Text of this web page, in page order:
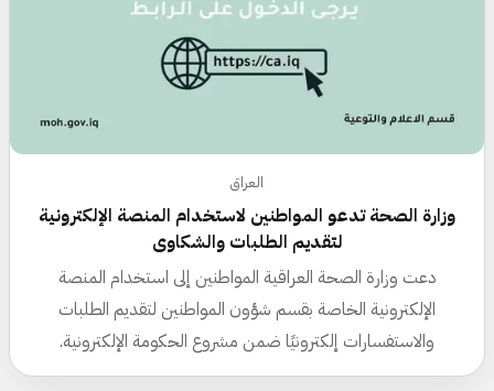
العراق
وزارة الصحة تدعو المواطنين لاستخدام المنصة الإلكترونية
لتقديم الطلبات والشكاوى
دعت وزارة الصحة العراقية المواطنين إلى استخدام المنصة
الإلكترونية الخاصة بقسم شؤون المواطنين لتقديم الطلبات
والاستفسارات إلكترونيًا ضمن مشروع الحكومة الإلكترونية.